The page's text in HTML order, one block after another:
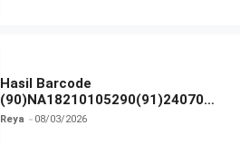
Hasil Barcode
(90)NA18210105290(91)240703
dan Izin BPOM
Reya 08/03/2026